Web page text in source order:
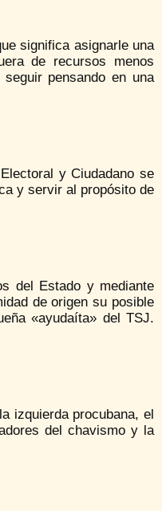
significa asignarle una
de recursos menos
pensando en una
y Ciudadano se
y servir al propósito de
del Estado y mediante
de origen su posible
«ayudaíta» del TSJ.
izquierda procubana, el
del chavismo y la